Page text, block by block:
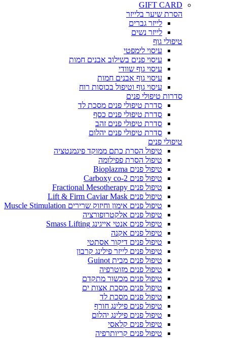
GIFT CARD
הסרת שיער בלייזר
לייזר גברים
לייזר נשים
טיפולי גוף
עיסוי לימפטי
עיסוי פנים בשילוב אבנים חמות
עיסוי גוף שוודי
עיסוי גוף אבנים חמות
עיסוי גוף וטיפול בכוסות רוח
סדרות טיפולי פנים
סדרת טיפולי פנים מסכת לד
סדרת טיפולי פנים כסף
סדרת טיפולי פנים זהב
סדרת טיפולי פנים יהלום
טיפולי פנים
טיפול הסרת כתם ממוקד פיגמנטציה
טיפול הסרת פפילומה
טיפול פנים Bioplazma
טיפול פנים Carboxy co-2
טיפול פנים Fractional Mesotherapy
טיפול פנים Lift & Firm Caviar Mask
טיפול פנים אימון וחיזוק שרירים Muscle Stimulation
טיפול פנים אלקטרופורציה
טיפול פנים אנטי אייגינג Smass Lifting
טיפול פנים אקנה
טיפול פנים דיקור אסתטי
טיפול פנים לייזר פילינג קרבון
טיפול פנים מבית Guinot
טיפול פנים מזוטרפיה
טיפול פנים מכשור מתקדם
טיפול פנים מסכת אצות ים
טיפול פנים מסכת לד
טיפול פנים פילינג חורף
טיפול פנים פילינג יהלום
טיפול פנים קלאסי
טיפול פנים קריותרפיה